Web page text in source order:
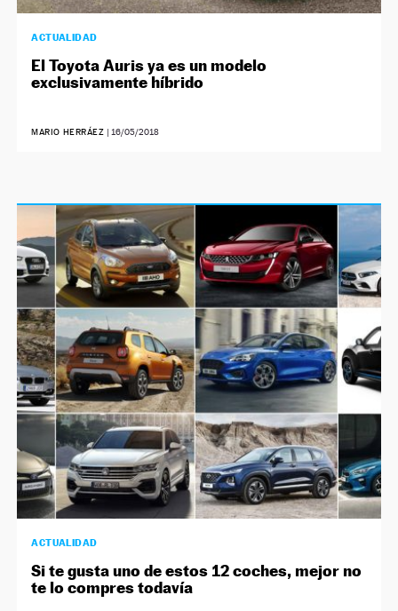
ACTUALIDAD
El Toyota Auris ya es un modelo
exclusivamente híbrido
MARIO HERRÁEZ | 16/05/2018
ACTUALIDAD
Si te gusta uno de estos 12 coches, mejor no
te lo compres todavía